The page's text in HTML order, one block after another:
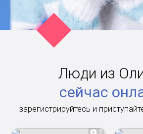
Люди из
сейчас
зарегистрируйтесь и
2